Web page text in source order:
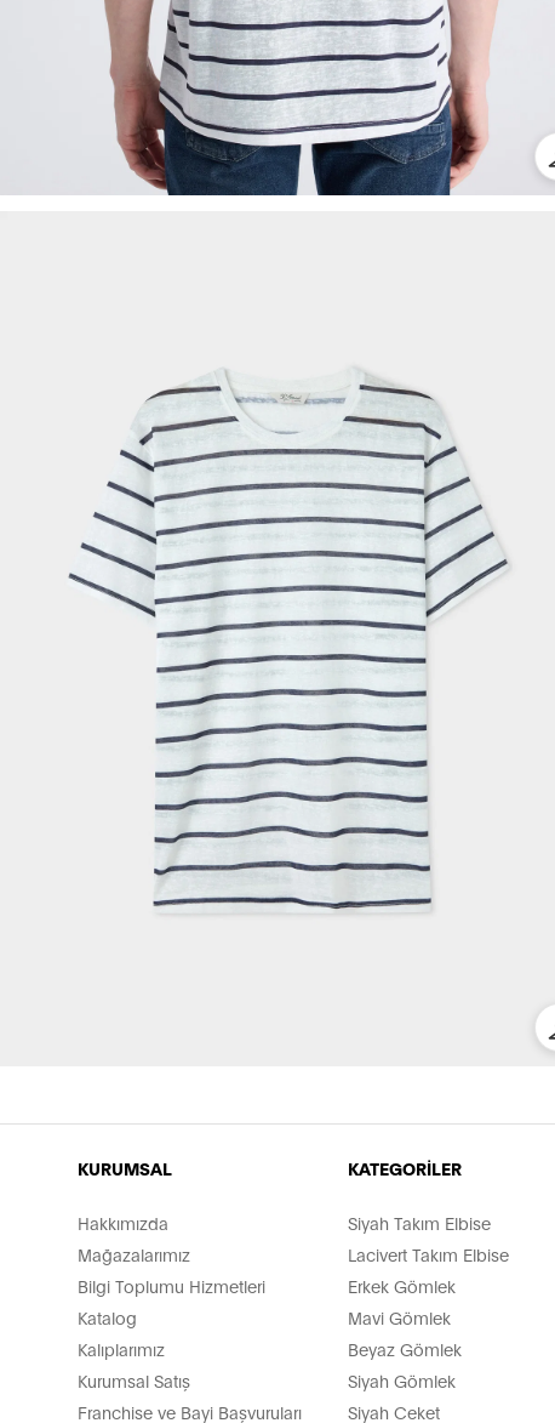
KURUMSAL
Hakkımızda
Mağazalarımız
Bilgi Toplumu Hizmetleri
Katalog
Kalıplarımız
Kurumsal Satış
Franchise ve Bayi Başvuruları
KATEGORİLER
Siyah Takım Elbise
Lacivert Takım Elbise
Erkek Gömlek
Mavi Gömlek
Beyaz Gömlek
Siyah Gömlek
Siyah Ceket